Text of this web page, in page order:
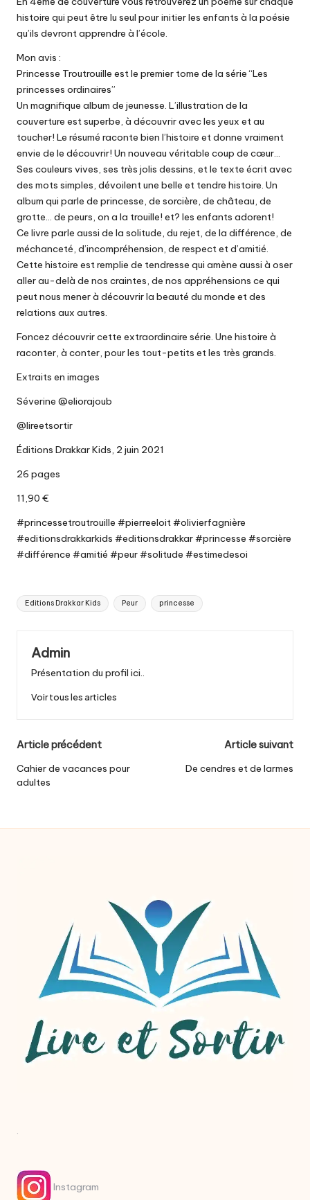
histoire qui peut être lu seul pour initier les enfants à la poésie
qu’ils devront apprendre à l’école.
Mon avis :
Princesse Troutrouille est le premier tome de la série “Les
princesses ordinaires”
Un magnifique album de jeunesse. L’illustration de la
couverture est superbe, à découvrir avec les yeux et au
toucher! Le résumé raconte bien l’histoire et donne vraiment
envie de le découvrir! Un nouveau véritable coup de cœur…
Ses couleurs vives, ses très jolis dessins, et le texte écrit avec
des mots simples, dévoilent une belle et tendre histoire. Un
album qui parle de princesse, de sorcière, de château, de
grotte… de peurs, on a la trouille! et? les enfants adorent!
Ce livre parle aussi de la solitude, du rejet, de la différence, de
méchanceté, d’incompréhension, de respect et d’amitié.
Cette histoire est remplie de tendresse qui amène aussi à oser
aller au-delà de nos craintes, de nos appréhensions ce qui
peut nous mener à découvrir la beauté du monde et des
relations aux autres.
Foncez découvrir cette extraordinaire série. Une histoire à
raconter, à conter, pour les tout-petits et les très grands.
Extraits en images
Séverine @eliorajoub
@lireetsortir
Éditions Drakkar Kids, 2 juin 2021
26 pages
11,90 €
#princessetroutrouille #pierreeloit #olivierfagnière
#editionsdrakkarkids #editionsdrakkar #princesse #sorcière
#différence #amitié #peur #solitude #estimedesoi
Tags:
Editions Drakkar Kids Peur princesse
Admin
Présentation du profil ici..
Voir tous les articles
Post
navigation
Article précédent
Cahier de vacances pour
adultes
Article suivant
De cendres et de larmes
.
Instagram